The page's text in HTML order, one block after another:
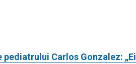
Carlos Gonzalez: